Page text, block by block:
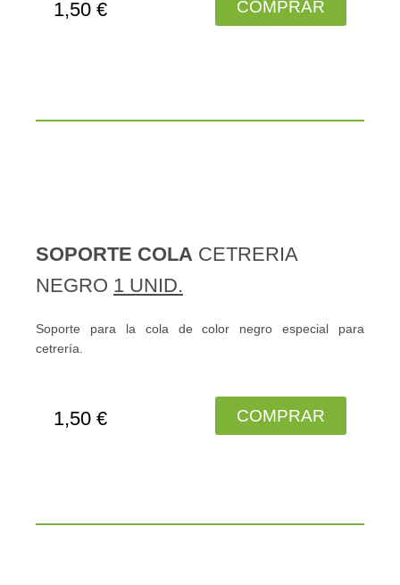
1,50 € COMPRAR
SOPORTE COLA CETRERIA
NEGRO 1 UNID.
Soporte para la cola de color negro especial para
cetrería.
1,50 € COMPRAR